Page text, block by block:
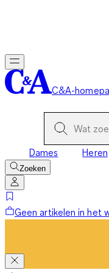
C&A-
Dames Heren
Zoeken
Geen artikelen in het